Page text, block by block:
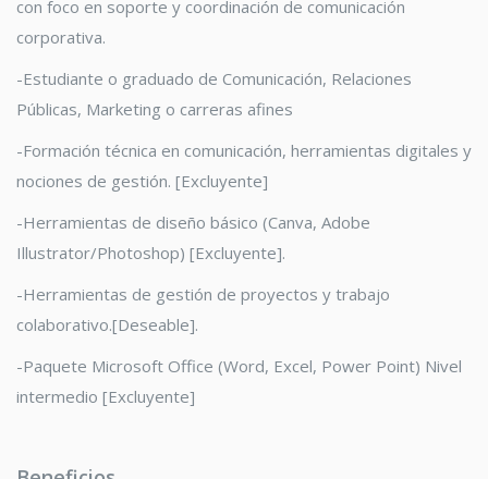
con foco en soporte y coordinación de comunicación
corporativa.
-Estudiante o graduado de Comunicación, Relaciones
Públicas, Marketing o carreras afines
-Formación técnica en comunicación, herramientas digitales y
nociones de gestión. [Excluyente]
-Herramientas de diseño básico (Canva, Adobe
Illustrator/Photoshop) [Excluyente].
-Herramientas de gestión de proyectos y trabajo
colaborativo.[Deseable].
-Paquete Microsoft Office (Word, Excel, Power Point) Nivel
intermedio [Excluyente]